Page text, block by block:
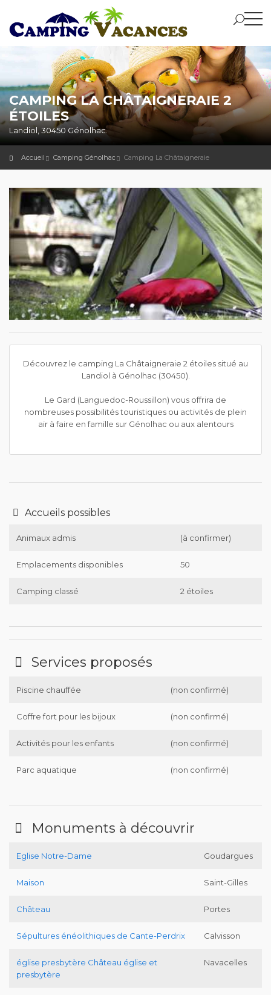
CAMPING LA CHÂTAIGNERAIE 2
ÉTOILES
Landiol, 30450 Génolhac.
Accueil Camping Génolhac Camping La Châtaigneraie
Découvrez le camping La Châtaigneraie 2 étoiles situé au
Landiol à Génolhac (30450).
Le Gard (Languedoc-Roussillon) vous offrira de
nombreuses possibilités touristiques ou activités de plein
air à faire en famille sur Génolhac ou aux alentours
Accueils possibles
Animaux admis (à confirmer)
Emplacements disponibles 50
Camping classé 2 étoiles
Services proposés
Piscine chauffée (non confirmé)
Coffre fort pour les bijoux (non confirmé)
Activités pour les enfants (non confirmé)
Parc aquatique (non confirmé)
Monuments à découvrir
Eglise Notre-Dame Goudargues
Maison Saint-Gilles
Château Portes
Sépultures énéolithiques de Cante-Perdrix Calvisson
église presbytère Château église et
presbytère
Navacelles